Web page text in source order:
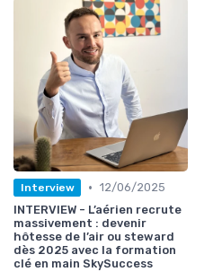
Interview • 12/06/2025
INTERVIEW - L’aérien recrute
massivement : devenir
hôtesse de l’air ou steward
dès 2025 avec la formation
clé en main SkySuccess